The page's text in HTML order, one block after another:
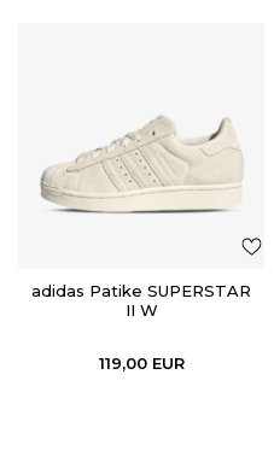
adidas Patike SUPERSTAR
II W
119,00 EUR